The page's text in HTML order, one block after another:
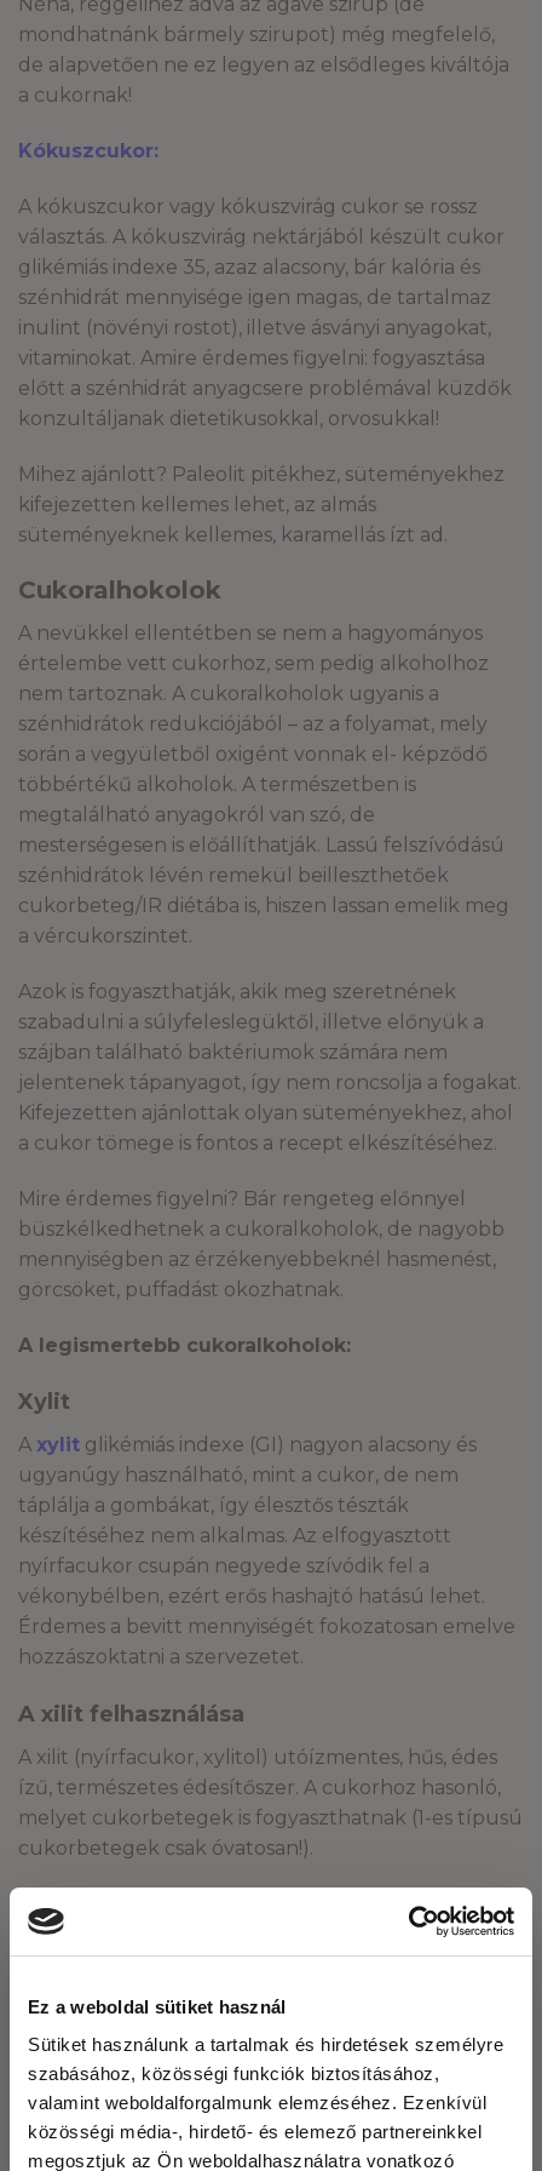
Ez a weboldal sütiket használ
Sütiket használunk a tartalmak és hirdetések személyre
szabásához, közösségi funkciók biztosításához,
valamint weboldalforgalmunk elemzéséhez. Ezenkívül
közösségi média-, hirdető- és elemező partnereinkkel
megosztjuk az Ön weboldalhasználatra vonatkozó
mondhatnánk bármely szirupot) még megfelelő,
de alapvetően ne ez legyen az elsődleges kiváltója
a cukornak!
Kókuszcukor:
A kókuszcukor vagy kókuszvirág cukor se rossz
választás. A kókuszvirág nektárjából készült cukor
glikémiás indexe 35, azaz alacsony, bár kalória és
szénhidrát mennyisége igen magas, de tartalmaz
inulint (növényi rostot), illetve ásványi anyagokat,
vitaminokat. Amire érdemes figyelni: fogyasztása
előtt a szénhidrát anyagcsere problémával küzdők
konzultáljanak dietetikusokkal, orvosukkal!
Mihez ajánlott? Paleolit pitékhez, süteményekhez
kifejezetten kellemes lehet, az almás
süteményeknek kellemes, karamellás ízt ad.
Cukoralhokolok
A nevükkel ellentétben se nem a hagyományos
értelembe vett cukorhoz, sem pedig alkoholhoz
nem tartoznak. A cukoralkoholok ugyanis a
szénhidrátok redukciójából – az a folyamat, mely
során a vegyületből oxigént vonnak el- képződő
többértékű alkoholok. A természetben is
megtalálható anyagokról van szó, de
mesterségesen is előállíthatják. Lassú felszívódású
szénhidrátok lévén remekül beilleszthetőek
cukorbeteg/IR diétába is, hiszen lassan emelik meg
a vércukorszintet.
Azok is fogyaszthatják, akik meg szeretnének
szabadulni a súlyfeleslegüktől, illetve előnyük a
szájban található baktériumok számára nem
jelentenek tápanyagot, így nem roncsolja a fogakat.
Kifejezetten ajánlottak olyan süteményekhez, ahol
a cukor tömege is fontos a recept elkészítéséhez.
Mire érdemes figyelni? Bár rengeteg előnnyel
büszkélkedhetnek a cukoralkoholok, de nagyobb
mennyiségben az érzékenyebbeknél hasmenést,
görcsöket, puffadást okozhatnak.
A legismertebb cukoralkoholok:
Xylit
A xylit glikémiás indexe (GI) nagyon alacsony és
ugyanúgy használható, mint a cukor, de nem
táplálja a gombákat, így élesztős tészták
készítéséhez nem alkalmas. Az elfogyasztott
nyírfacukor csupán negyede szívódik fel a
vékonybélben, ezért erős hashajtó hatású lehet.
Érdemes a bevitt mennyiségét fokozatosan emelve
hozzászoktatni a szervezetet.
A xilit felhasználása
A xilit (nyírfacukor, xylitol) utóízmentes, hűs, édes
ízű, természetes édesítőszer. A cukorhoz hasonló,
melyet cukorbetegek is fogyaszthatnak (1-es típusú
cukorbetegek csak óvatosan!).
Tökéletesen helyettesíti a cukrot. Használható
bármilyen süteményben, desszertben, teában,
kávéban. Azonban a nyírfacukor szerkezetében
eltér a cukortól, kenyér vagy egyéb kelt tészták
gyakorlatilag megegyezik a cukoréval. Vagyis 10
dkg cukor = 10 dkg xilit.
Sokan nem tudják, de a xilit karamellizálható is.